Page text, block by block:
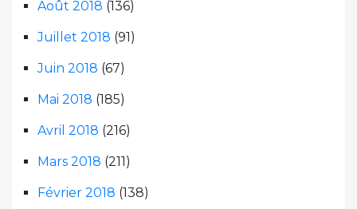
Août 2018 (136)
Juillet 2018 (91)
Juin 2018 (67)
Mai 2018 (185)
Avril 2018 (216)
Mars 2018 (211)
Février 2018 (138)